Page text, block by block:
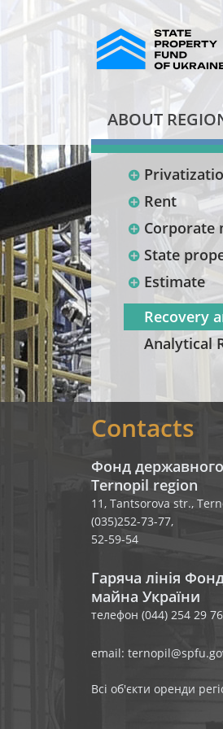
ABOUT
Rent
Corporate
State
Estimate
Recovery
Analytical
Contacts
Фонд
Ternopil region
11, Tantsorova str.,
(035)252-73-77,
52-59-54
Гаряча лінія
майна України
телефон (044) 254 29 76
email:
Всі об'єкти оренди